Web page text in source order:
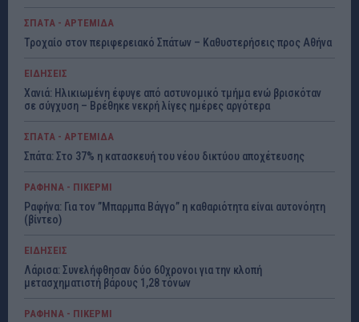
ΣΠΑΤΑ - ΑΡΤΕΜΙΔΑ
Τροχαίο στον περιφερειακό Σπάτων – Καθυστερήσεις προς Αθήνα
ΕΙΔΗΣΕΙΣ
Χανιά: Ηλικιωμένη έφυγε από αστυνομικό τμήμα ενώ βρισκόταν
σε σύγχυση – Βρέθηκε νεκρή λίγες ημέρες αργότερα
ΣΠΑΤΑ - ΑΡΤΕΜΙΔΑ
Σπάτα: Στο 37% η κατασκευή του νέου δικτύου αποχέτευσης
ΡΑΦΗΝΑ - ΠΙΚΕΡΜΙ
Ραφήνα: Για τον ”Μπαρμπα Βάγγο” η καθαριότητα είναι αυτονόητη
(βίντεο)
ΕΙΔΗΣΕΙΣ
Λάρισα: Συνελήφθησαν δύο 60χρονοι για την κλοπή
μετασχηματιστή βάρους 1,28 τόνων
ΡΑΦΗΝΑ - ΠΙΚΕΡΜΙ